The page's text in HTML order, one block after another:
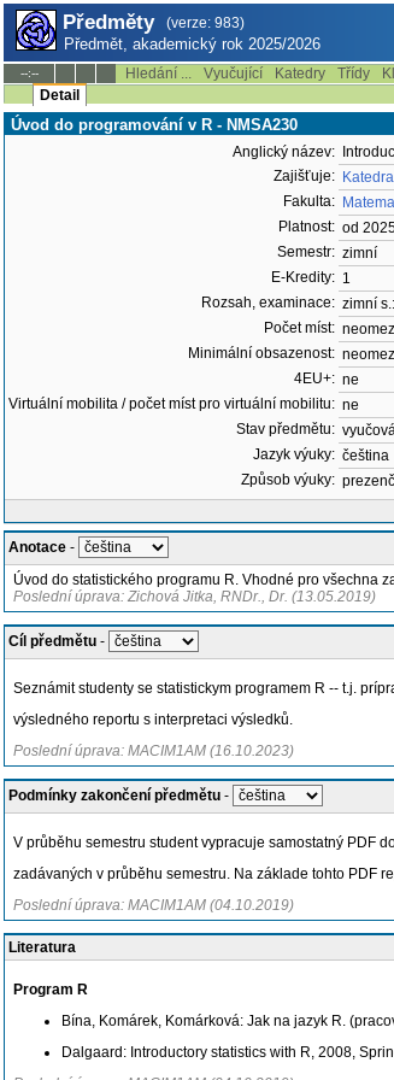
Předměty (verze: 983)
Předmět, akademický rok 2025/2026
--:-- Hledání ... Vyučující Katedry Třídy
Detail
Úvod do programování v R - NMSA230
Anglický název:
Zajišťuje:
Fakulta:
Platnost: od
Semestr: zimní
E-Kredity: 1
Rozsah, examinace: zimní
Počet míst:
Minimální obsazenost:
4EU+: ne
Virtuální mobilita / počet míst pro virtuální mobilitu: ne
Stav předmětu:
Jazyk výuky: čeština
Způsob výuky:
Anotace -
Úvod do statistického programu R. Vhodné pro všechna
Poslední úprava: Zichová Jitka, RNDr., Dr. (13.05.2019)
Cíl předmětu -
Seznámit studenty se statistickym programem R -- t.j.
výsledného reportu s interpretaci výsledků.
Poslední úprava: MACIM1AM (16.10.2023)
Podmínky zakončení předmětu -
V průběhu semestru student vypracuje samostatný PDF
zadávaných v průběhu semestru. Na základe tohto PDF
Poslední úprava: MACIM1AM (04.10.2019)
Literatura
Program R
Bína, Komárek, Komárková: Jak na jazyk R.
Dalgaard: Introductory statistics with R, 2008,